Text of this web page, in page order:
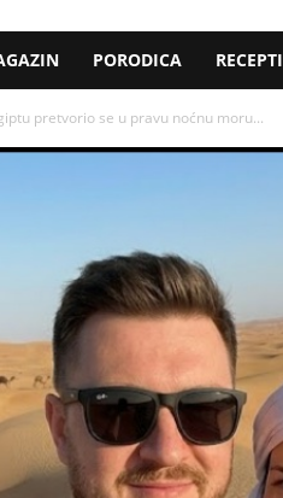
PORODICA RECEPTI
pretvorio se u pravu noćnu moru...